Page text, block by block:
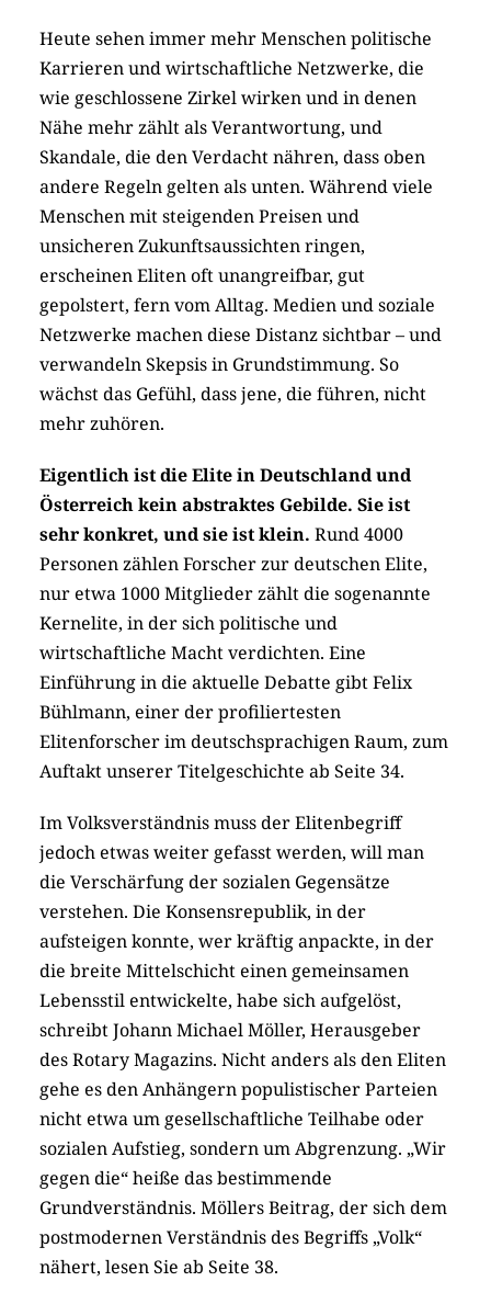
Heute sehen immer mehr Menschen politische
Karrieren und wirtschaftliche Netzwerke, die
wie geschlossene Zirkel wirken und in denen
Nähe mehr zählt als Verantwortung, und
Skandale, die den Verdacht nähren, dass oben
andere Regeln gelten als unten. Während viele
Menschen mit steigenden Preisen und
unsicheren Zukunftsaussichten ringen,
erscheinen Eliten oft unangreifbar, gut
gepolstert, fern vom Alltag. Medien und soziale
Netzwerke machen diese Distanz sichtbar – und
verwandeln Skepsis in Grundstimmung. So
wächst das Gefühl, dass jene, die führen, nicht
mehr zuhören.
Eigentlich ist die Elite in Deutschland und
Österreich kein abstraktes Gebilde. Sie ist
sehr konkret, und sie ist klein. Rund 4000
Personen zählen Forscher zur deutschen Elite,
nur etwa 1000 Mitglieder zählt die sogenannte
Kernelite, in der sich politische und
wirtschaftliche Macht verdichten. Eine
Einführung in die aktuelle Debatte gibt Felix
Bühlmann, einer der profiliertesten
Elitenforscher im deutschsprachigen Raum, zum
Auftakt unserer Titelgeschichte ab Seite 34.
Im Volksverständnis muss der Elitenbegriff
jedoch etwas weiter gefasst werden, will man
die Verschärfung der sozialen Gegensätze
verstehen. Die Konsensrepublik, in der
aufsteigen konnte, wer kräftig anpackte, in der
die breite Mittelschicht einen gemeinsamen
Lebensstil entwickelte, habe sich aufgelöst,
schreibt Johann Michael Möller, Herausgeber
des Rotary Magazins. Nicht anders als den Eliten
gehe es den Anhängern populistischer Parteien
nicht etwa um gesellschaftliche Teilhabe oder
sozialen Aufstieg, sondern um Abgrenzung. „Wir
gegen die“ heiße das bestimmende
Grundverständnis. Möllers Beitrag, der sich dem
postmodernen Verständnis des Begriffs „Volk“
nähert, lesen Sie ab Seite 38.